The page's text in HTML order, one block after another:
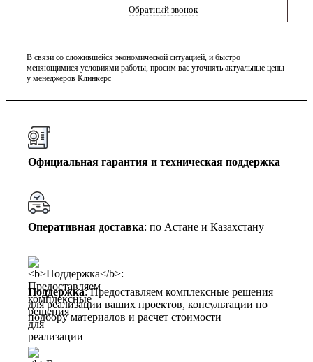
Обратный звонок
В связи со сложившейся экономической ситуацией, и быстро
меняющимися условиями работы, просим вас уточнять актуальные цены
у менеджеров Клинкерс
Официальная гарантия и техническая поддержка
Оперативная доставка: по Астане и Казахстану
Поддержка: Предоставляем комплексные решения
для реализации ваших проектов, консультации по
подбору материалов и расчет стоимости